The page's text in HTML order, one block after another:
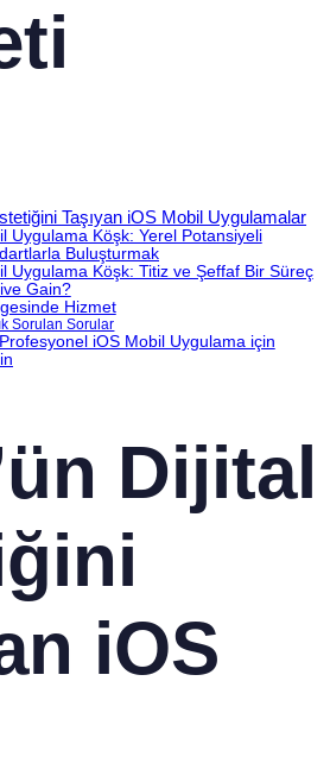
Taşıyan iOS Mobil Uygulamalar
Uygulama Köşk: Yerel Potansiyeli
Buluşturmak
Uygulama Köşk: Titiz ve Şeffaf Bir Süreç
Gain?
Hizmet
Sorulan Sorular
Profesyonel iOS Mobil Uygulama için
Dijital
iOS